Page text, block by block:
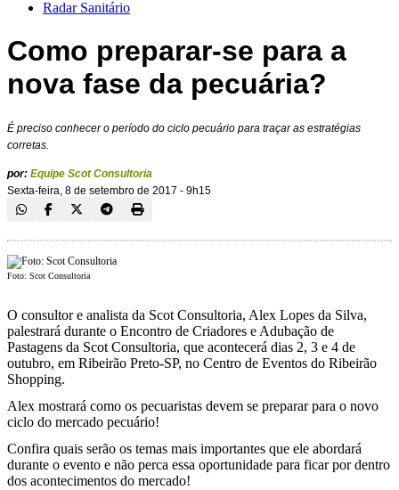
Radar Sanitário
Como preparar-se para a
nova fase da pecuária?
É preciso conhecer o período do ciclo pecuário para traçar as estratégias
corretas.
por: Equipe Scot Consultoria
Sexta-feira, 8 de setembro de 2017 - 9h15
Foto: Scot Consultoria
O consultor e analista da Scot Consultoria, Alex Lopes da Silva,
palestrará durante o Encontro de Criadores e Adubação de
Pastagens da Scot Consultoria, que acontecerá dias 2, 3 e 4 de
outubro, em Ribeirão Preto-SP, no Centro de Eventos do Ribeirão
Shopping.
Alex mostrará como os pecuaristas devem se preparar para o novo
ciclo do mercado pecuário!
Confira quais serão os temas mais importantes que ele abordará
durante o evento e não perca essa oportunidade para ficar por dentro
dos acontecimentos do mercado!